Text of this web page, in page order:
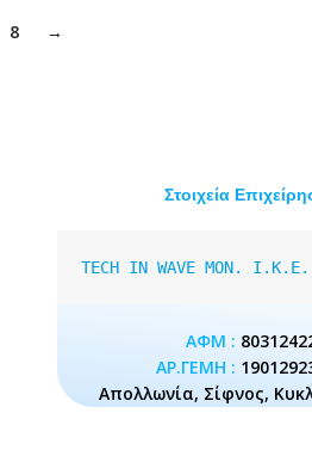
8 →
Στοιχεία
TECH IN WAVE MON. I.K.E.
ΑΦΜ :
ΑΡ.ΓΕΜΗ :
Απολλωνία, Σίφνος,